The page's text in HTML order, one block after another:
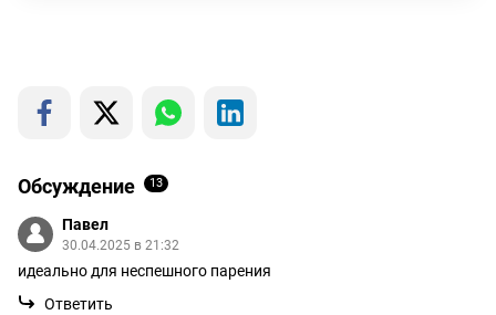
Обсуждение 13
Павел
30.04.2025 в 21:32
идеально для неспешного парения
Ответить